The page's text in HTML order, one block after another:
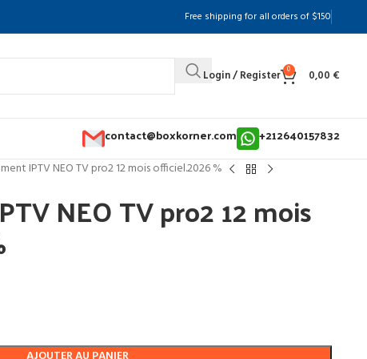
Free shipping for all orders of $150
Login / Register 0 0,00 €
contact@boxkorner.com +212640157832
IPTV NEO TV pro2 12 mois officiel.2026 %
NEO TV pro2 12 mois